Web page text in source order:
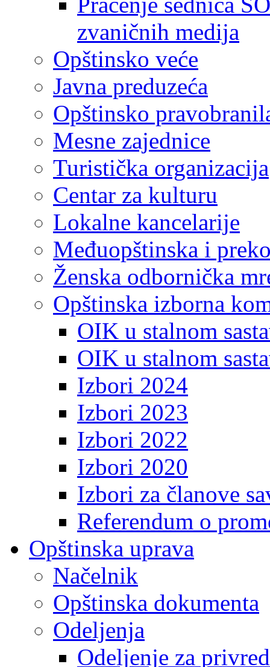
zvaničnih medija
Opštinsko veće
Javna preduzeća
Opštinsko
Mesne zajednice
Turistička organizacija
Centar za kulturu
Lokalne kancelarije
Međuopštinska i
Ženska odbornička
Opštinska izborna
OIK u stalnom
OIK u stalnom
Izbori 2024
Izbori 2023
Izbori 2022
Izbori 2020
Izbori za članove
Referendum o
Opštinska uprava
Načelnik
Opštinska dokumenta
Odeljenja
Odeljenje za